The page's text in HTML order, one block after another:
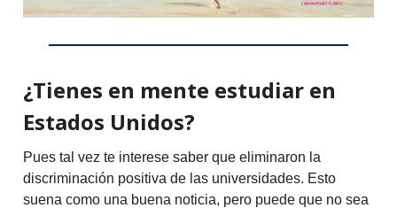
¿Tienes en mente estudiar en
Estados Unidos?
Pues tal vez te interese saber que eliminaron la
discriminación positiva de las universidades. Esto
suena como una buena noticia, pero puede que no sea